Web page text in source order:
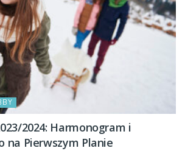
2024: Harmonogram i
na Pierwszym Planie